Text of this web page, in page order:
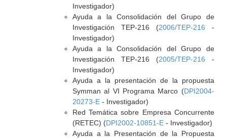
Investigador)
Ayuda a la Consolidación del Grupo de
Investigación TEP-216 (2006/TEP-216 -
Investigador)
Ayuda a la Consolidación del Grupo de
Investigación TEP-216 (2005/TEP-216 -
Investigador)
Ayuda a la presentación de la propuesta
Symman al VI Programa Marco (DPI2004-
20273-E- Investigador)
Red Temática sobre Empresa Concurrente
(RETEC) (DPI2002-10851-E- Investigador)
Ayuda a la Presentación de la Propuesta